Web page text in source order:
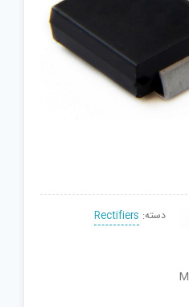
دسته: Rectifiers